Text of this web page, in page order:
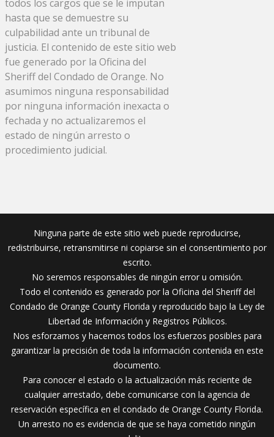
todos los cargos que se le imputan
hasta que se demuestre su
culpabilidad ante un tribunal de
justicia. El contenido de este sitio web
fue generado por la Oficina del
Sheriff del Condado de Orange. No
asumimos ninguna responsabilidad
por ninguna información inexacta o
fechada y no actualizaremos el
estado de ningún arresto o
procedimiento judicial.
Ninguna parte de este sitio web puede reproducirse,
redistribuirse, retransmitirse ni copiarse sin el consentimiento por
escrito.
No seremos responsables de ningún error u omisión.
Todo el contenido es generado por la Oficina del Sheriff del
Condado de Orange County Florida y reproducido bajo la Ley de
Libertad de Información y Registros Públicos.
Nos esforzamos y hacemos todos los esfuerzos posibles para
garantizar la precisión de toda la información contenida en este
documento.
Para conocer el estado o la actualización más reciente de
cualquier arrestado, debe comunicarse con la agencia de
reservación específica en el condado de Orange County Florida.
Un arresto no es evidencia de que se haya cometido ningún